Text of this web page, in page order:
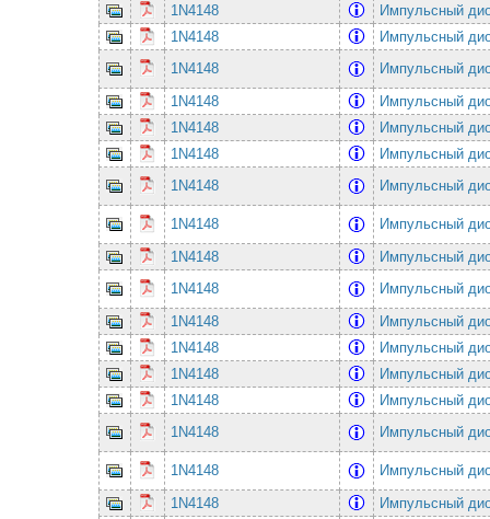
1N4148
Импульсный
1N4148
Импульсный
1N4148
Импульсный
1N4148
Импульсный
1N4148
Импульсный
1N4148
Импульсный
1N4148
Импульсный
1N4148
Импульсный
1N4148
Импульсный
1N4148
Импульсный
1N4148
Импульсный
1N4148
Импульсный
1N4148
Импульсный
1N4148
Импульсный
1N4148
Импульсный
1N4148
Импульсный
1N4148
Импульсный